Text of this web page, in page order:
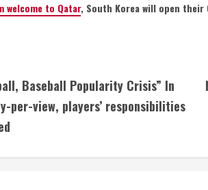
welcome to Qatar, South Korea will open their
Baseball Popularity Crisis” In
per-view, players’ responsibilities